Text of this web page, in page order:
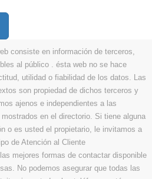
consiste en información de terceros,
al público . ésta web no se hace
utilidad o fiabilidad de los datos. Las
son propiedad de dichos terceros y
ajenos e independientes a las
en el directorio. Si tiene alguna
o es usted el propietario, le invitamos a
de Atención al Cliente
mejores formas de contactar disponible
No podemos asegurar que todas las